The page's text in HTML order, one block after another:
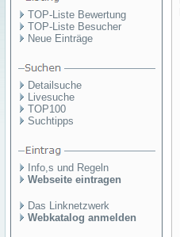
TOP-Liste Bewertung
TOP-Liste Besucher
Neue Einträge
Detailsuche
Livesuche
TOP100
Suchtipps
Info,s und Regeln
Webseite eintragen
Das Linknetzwerk
Webkatalog anmelden